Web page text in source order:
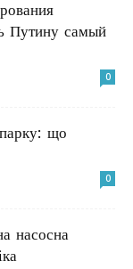
Путину самый
0
що
0
насосна